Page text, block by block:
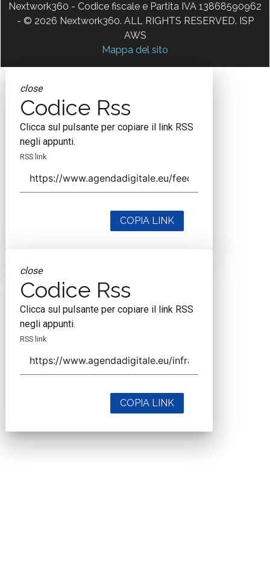
Nextwork360 - Codice fiscale e Partita IVA 13868590962
- © 2026 Nextwork360. ALL RIGHTS RESERVED. ISP
AWS
Mappa del sito
close
Codice Rss
Clicca sul pulsante per copiare il link RSS
negli appunti.
RSS link
COPIA LINK
close
Codice Rss
Clicca sul pulsante per copiare il link RSS
negli appunti.
RSS link
COPIA LINK